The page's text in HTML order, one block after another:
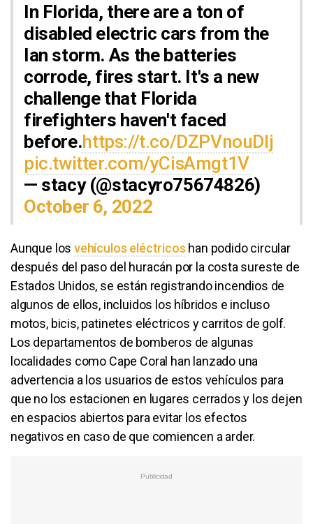
In Florida, there are a ton of
disabled electric cars from the
Ian storm. As the batteries
corrode, fires start. It's a new
challenge that Florida
firefighters haven't faced
before.https://t.co/DZPVnouDIj
pic.twitter.com/yCisAmgt1V
— stacy (@stacyro75674826)
October 6, 2022
Aunque losvehículos eléctricos han podido circular
después del paso del huracán por la costa sureste de
Estados Unidos, se están registrando incendios de
algunos de ellos, incluidos los híbridos e incluso
motos, bicis, patinetes eléctricos y carritos de golf.
Los departamentos de bomberos de algunas
localidades como Cape Coral han lanzado una
advertencia a los usuarios de estos vehículos para
que no los estacionen en lugares cerrados y los dejen
en espacios abiertos para evitar los efectos
negativos en caso de que comiencen a arder.